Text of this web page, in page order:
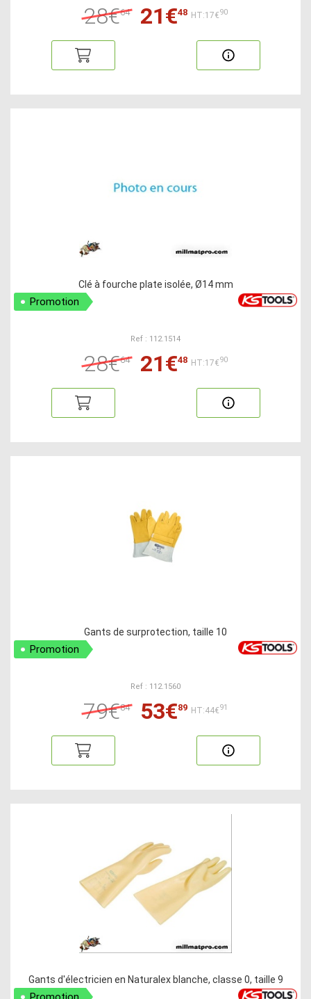
28€64 21€48 HT:17€90
Clé à fourche plate isolée, Ø14 mm
Promotion
Ref : 112.1514
28€64 21€48 HT:17€90
Gants de surprotection, taille 10
Promotion
Ref : 112.1560
79€84 53€89 HT:44€91
Gants d'électricien en Naturalex blanche, classe 0, taille 9